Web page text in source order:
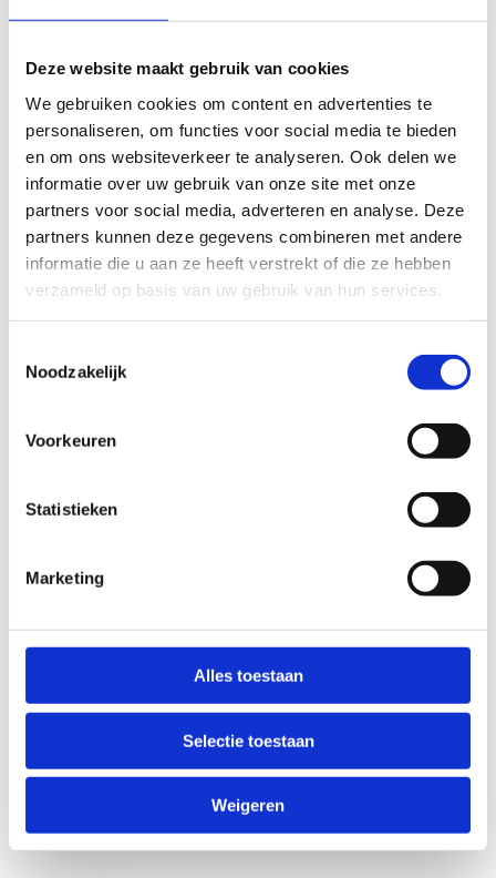
Deze website maakt gebruik van cookies
We gebruiken cookies om content en advertenties te
personaliseren, om functies voor social media te bieden
en om ons websiteverkeer te analyseren. Ook delen we
informatie over uw gebruik van onze site met onze
partners voor social media, adverteren en analyse. Deze
partners kunnen deze gegevens combineren met andere
informatie die u aan ze heeft verstrekt of die ze hebben
verzameld op basis van uw gebruik van hun services.
Noodzakelijk
Voorkeuren
Statistieken
Marketing
Alles toestaan
Selectie toestaan
Weigeren
Geef aan tot welk domein jouw vraag behoort
KIES EEN DOMEIN
Jouw vraag
Anti-Robot Verification
Click to start verification
Verzend